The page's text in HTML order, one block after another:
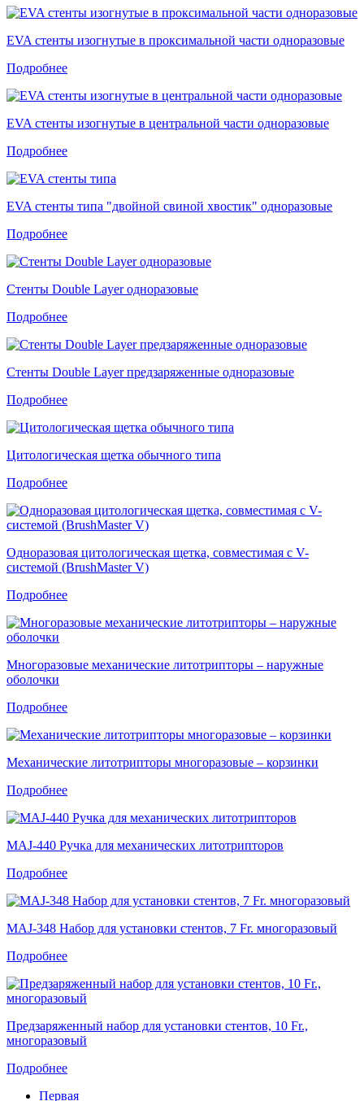
EVA стенты изогнутые в проксимальной части одноразовые
Подробнее
EVA стенты изогнутые в центральной части одноразовые
Подробнее
EVA стенты типа "двойной свиной хвостик" одноразовые
Подробнее
Стенты Double Layer одноразовые
Подробнее
Стенты Double Layer предзаряженные одноразовые
Подробнее
Цитологическая щетка обычного типа
Подробнее
Одноразовая цитологическая щетка, совместимая с V-
системой (BrushMaster V)
Подробнее
Многоразовые механические литотрипторы – наружные
оболочки
Подробнее
Механические литотрипторы многоразовые – корзинки
Подробнее
MAJ-440 Ручка для механических литотрипторов
Подробнее
MAJ-348 Набор для установки стентов, 7 Fr. многоразовый
Подробнее
Предзаряженный набор для установки стентов, 10 Fr.,
многоразовый
Подробнее
Первая